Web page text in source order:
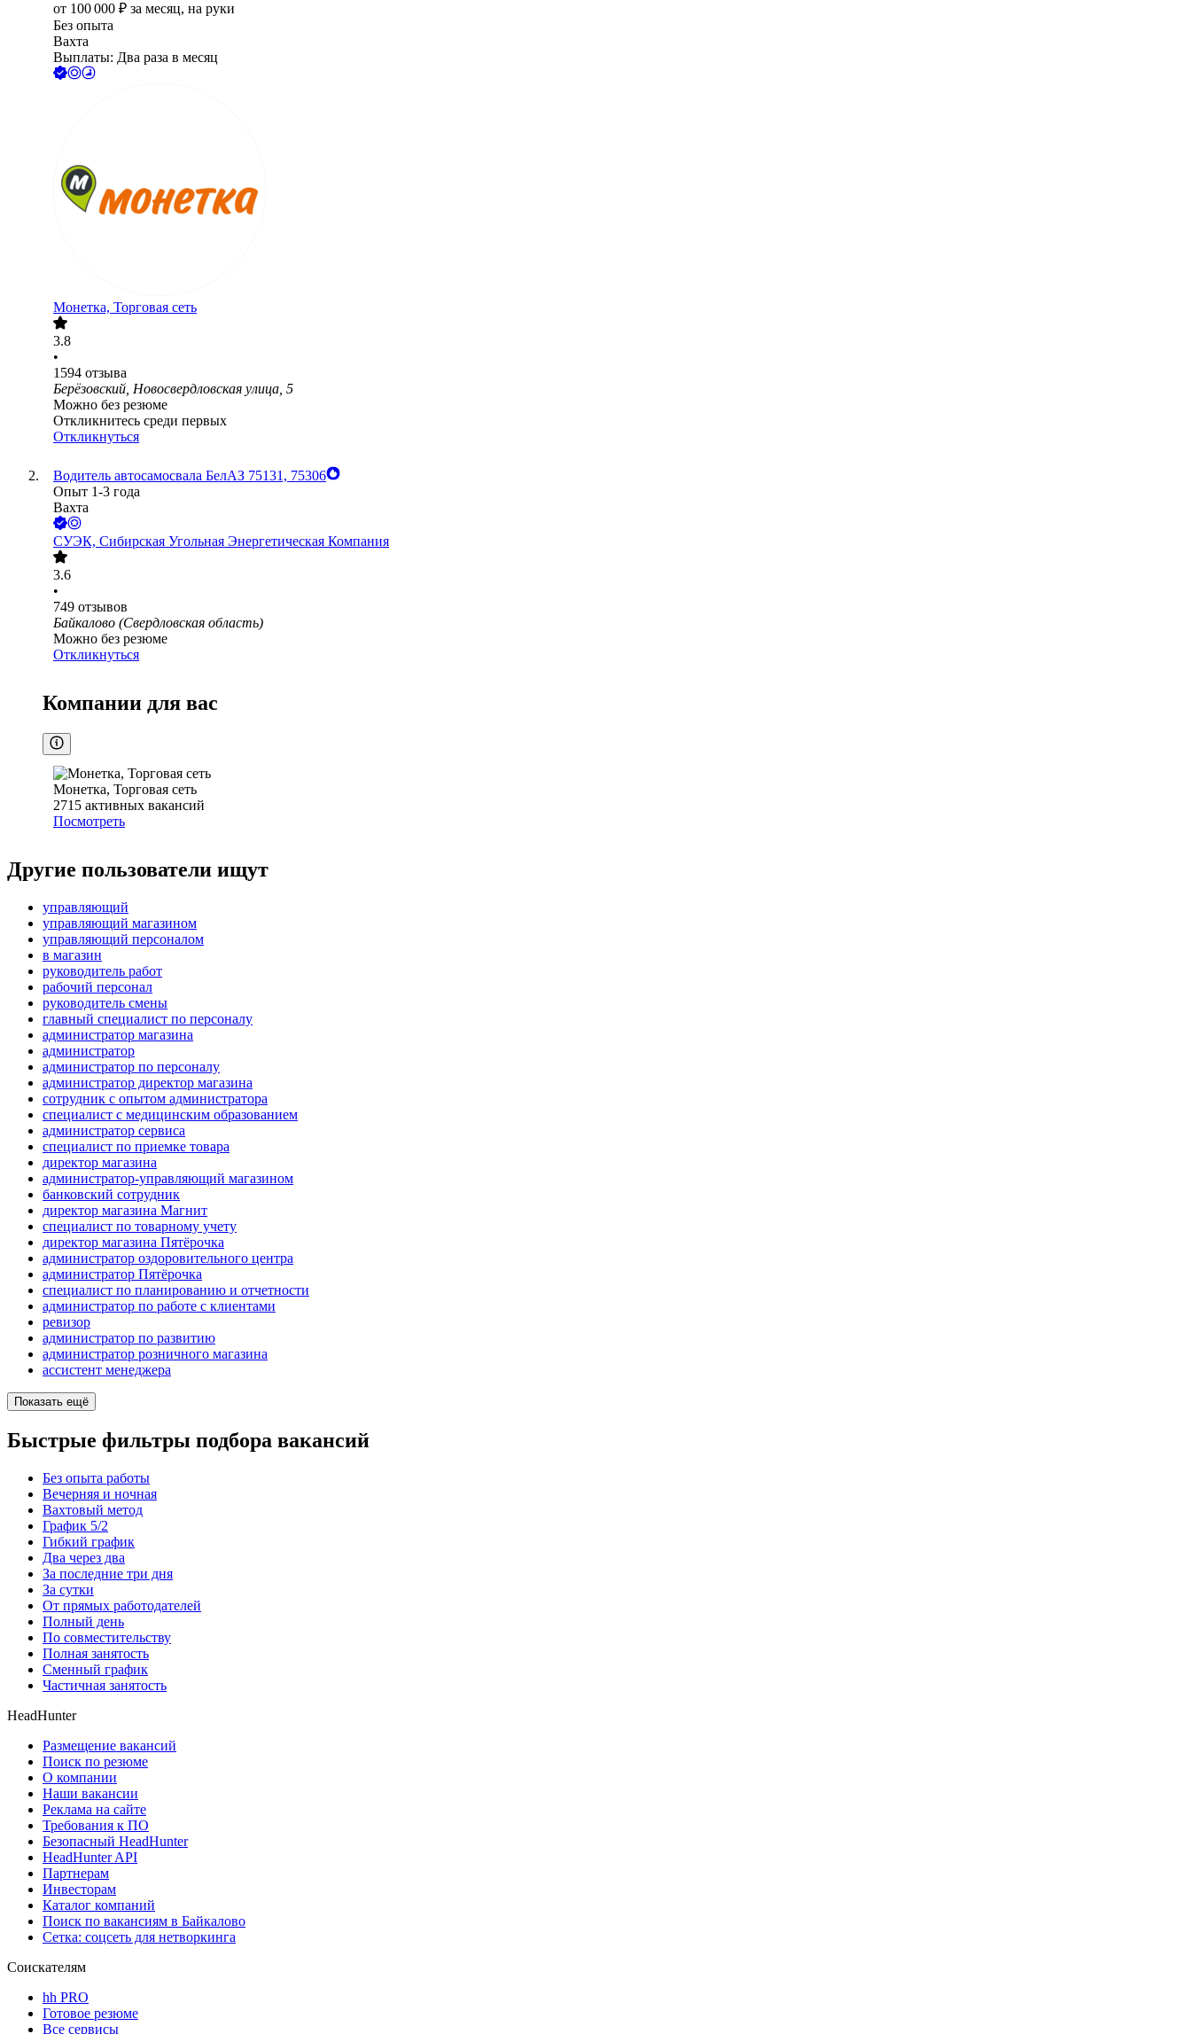
от 100 000 ₽ за месяц, на руки
Без опыта
Вахта
Выплаты: Два раза в месяц
Монетка, Торговая сеть
3.8
•
1594 отзыва
Берёзовский, Новосвердловская улица, 5
Можно без резюме
Откликнитесь среди первых
Откликнуться
Водитель автосамосвала БелАЗ 75131, 75306
Опыт 1-3 года
Вахта
СУЭК, Сибирская Угольная Энергетическая Компания
3.6
•
749 отзывов
Байкалово (Свердловская область)
Можно без резюме
Откликнуться
Компании для вас
Монетка, Торговая сеть
2715 активных вакансий
Посмотреть
Другие пользователи ищут
управляющий
управляющий магазином
управляющий персоналом
в магазин
руководитель работ
рабочий персонал
руководитель смены
главный специалист по персоналу
администратор магазина
администратор
администратор по персоналу
администратор директор магазина
сотрудник с опытом администратора
специалист с медицинским образованием
администратор сервиса
специалист по приемке товара
директор магазина
администратор-управляющий магазином
банковский сотрудник
директор магазина Магнит
специалист по товарному учету
директор магазина Пятёрочка
администратор оздоровительного центра
администратор Пятёрочка
специалист по планированию и отчетности
администратор по работе с клиентами
ревизор
администратор по развитию
администратор розничного магазина
ассистент менеджера
Показать ещё
Быстрые фильтры подбора вакансий
Без опыта работы
Вечерняя и ночная
Вахтовый метод
График 5/2
Гибкий график
Два через два
За последние три дня
За сутки
От прямых работодателей
Полный день
По совместительству
Полная занятость
Сменный график
Частичная занятость
HeadHunter
Размещение вакансий
Поиск по резюме
О компании
Наши вакансии
Реклама на сайте
Требования к ПО
Безопасный HeadHunter
HeadHunter API
Партнерам
Инвесторам
Каталог компаний
Поиск по вакансиям в Байкалово
Сетка: соцсеть для нетворкинга
Соискателям
hh PRO
Готовое резюме
Все сервисы